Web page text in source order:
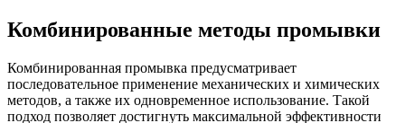
Комбинированные методы промывки
Комбинированная промывка предусматривает
последовательное применение механических и химических
методов, а также их одновременное использование. Такой
подход позволяет достигнуть максимальной эффективности